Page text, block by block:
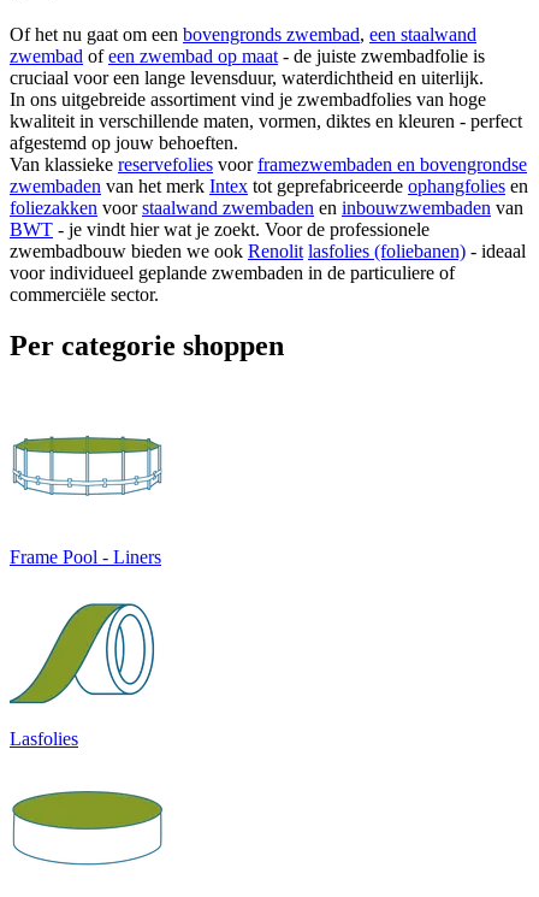
Of het nu gaat om een bovengronds zwembad, een staalwand
zwembad ofeen zwembad op maat - de juiste zwembadfolie is
cruciaal voor een lange levensduur, waterdichtheid en uiterlijk.
In ons uitgebreide assortiment vind je zwembadfolies van hoge
kwaliteit in verschillende maten, vormen, diktes en kleuren - perfect
afgestemd op jouw behoeften.
Van klassieke reservefolies voorframezwembaden en bovengrondse
zwembaden van het merk Intex tot geprefabriceerde ophangfolies en
foliezakken voorstaalwand zwembaden en inbouwzwembaden van
BWT - je vindt hier wat je zoekt. Voor de professionele
zwembadbouw bieden we ook Renolit lasfolies (foliebanen) - ideaal
voor individueel geplande zwembaden in de particuliere of
commerciële sector.
Per categorie shoppen
Frame Pool - Liners
Lasfolies